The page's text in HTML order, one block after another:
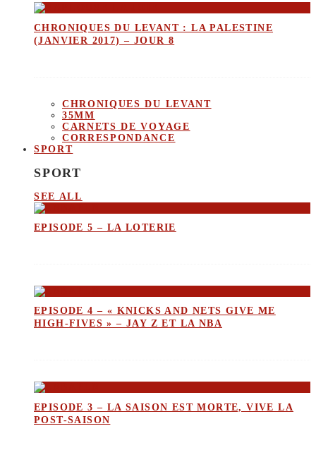
CHRONIQUES DU LEVANT : LA PALESTINE
(JANVIER 2017) – JOUR 8
CHRONIQUES DU LEVANT
35MM
CARNETS DE VOYAGE
CORRESPONDANCE
SPORT
SPORT
SEE ALL
EPISODE 5 – LA LOTERIE
EPISODE 4 – « KNICKS AND NETS GIVE ME
HIGH-FIVES » – JAY Z ET LA NBA
EPISODE 3 – LA SAISON EST MORTE, VIVE LA
POST-SAISON